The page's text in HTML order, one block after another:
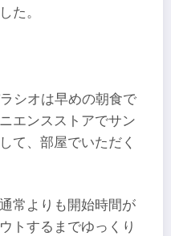
た。
シオは早めの朝食で
エンスストアでサン
て、部屋でいただく
常よりも開始時間が
トするまでゆっくり